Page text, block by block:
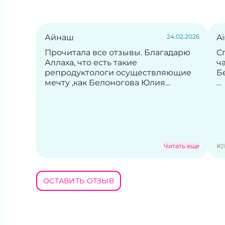
Айнаш 24.02.2026
Прочитала все отзывы. Благадарю
Аллаха, что есть такие
репродуктологи осуществляющие
мечту ,как Белоногова Юлия
Читать еще
ОСТАВИТЬ ОТЗЫВ